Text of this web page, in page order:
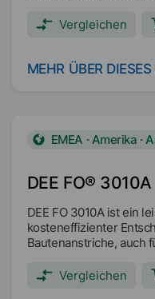
OPV,
Industrielacken
Vergleichen
MEHR ÜBER
DEE FO® 3010A
EMEA · Amerika ·
DEE FO 3010A ist ein
kosteneffizienter
Bautenanstriche, auch
eingesetzt werden.
Vergleichen